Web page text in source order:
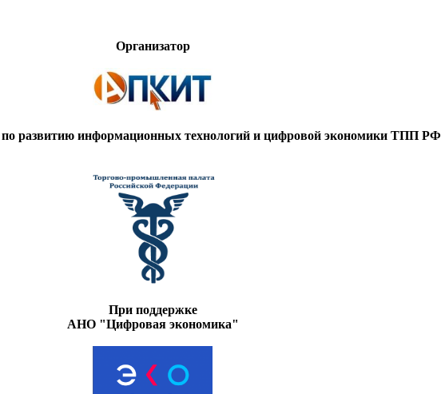
Организатор
развитию информационных технологий и цифровой экономики ТПП РФ
При поддержке
АНО "Цифровая экономика"